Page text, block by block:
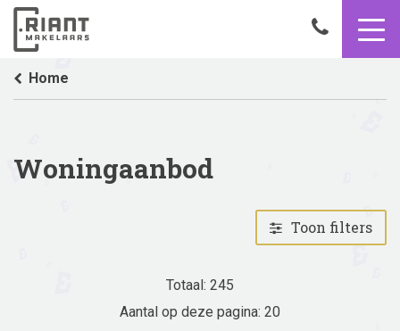
050
9,4
Home
Woningaanbod
Toon filters
Totaal: 245
Aantal op deze pagina: 20